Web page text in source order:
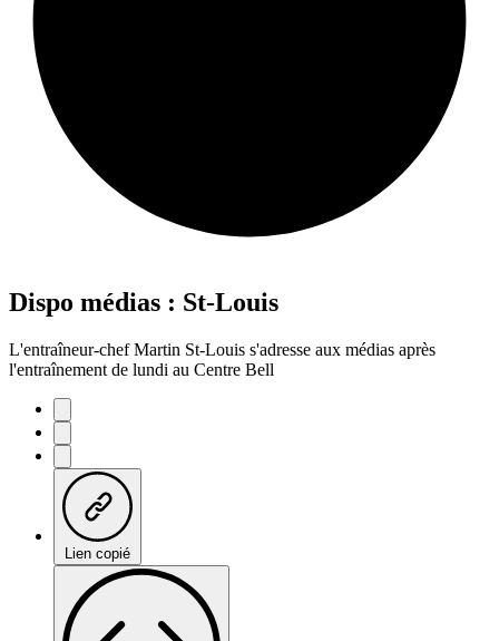
Dispo médias : St-Louis
L'entraîneur-chef Martin St-Louis s'adresse aux médias après
l'entraînement de lundi au Centre Bell
Lien copié